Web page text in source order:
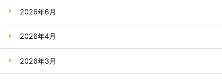
2026年6月
2026年4月
2026年3月